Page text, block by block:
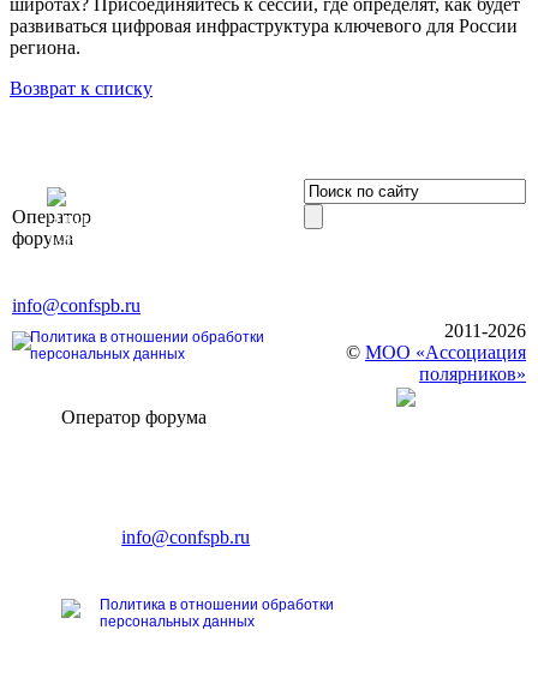
развиваться цифровая инфраструктура ключевого для России
региона.
Возврат к списку
Оператор
форума
Элит»
196191, г. Санкт-Петербург,
info@confspb.ru
Политика в отношении обработки
персональных данных
2011-2026
© МОО «Ассоциация
полярников»
Оператор форума
E-mail:info@confspb.ru
Политика в отношении обработки
персональных данных